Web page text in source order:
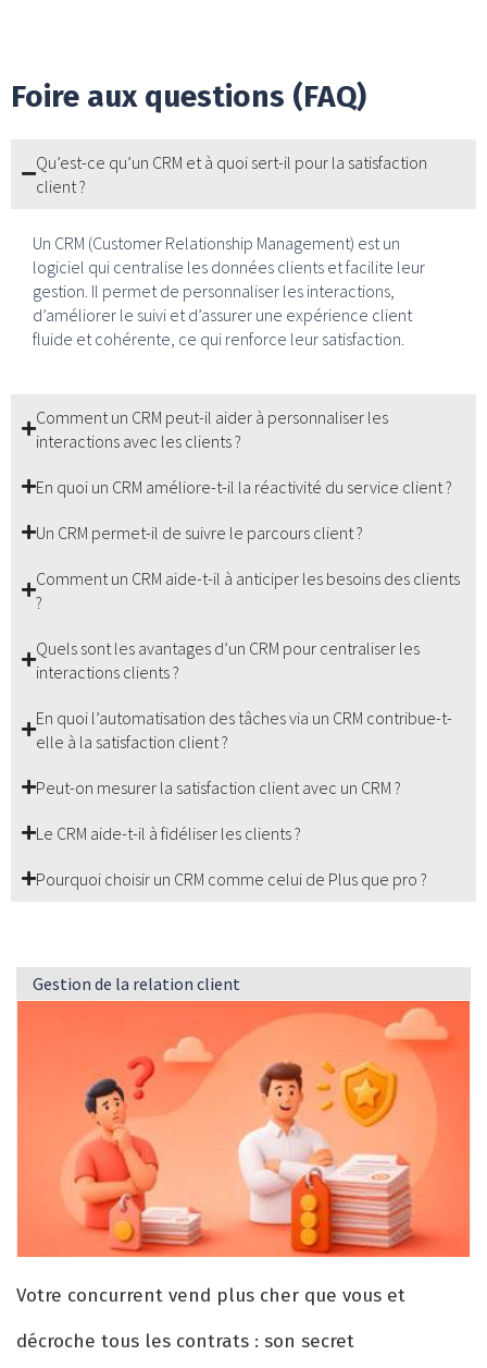
Foire aux questions (FAQ)
Qu’est-ce qu’un CRM et à quoi sert-il pour la satisfaction
client ?
Un CRM (Customer Relationship Management) est un
logiciel qui centralise les données clients et facilite leur
gestion. Il permet de personnaliser les interactions,
d’améliorer le suivi et d’assurer une expérience client
fluide et cohérente, ce qui renforce leur satisfaction.
Comment un CRM peut-il aider à personnaliser les
interactions avec les clients ?
En quoi un CRM améliore-t-il la réactivité du service client ?
Un CRM permet-il de suivre le parcours client ?
Comment un CRM aide-t-il à anticiper les besoins des clients
?
Quels sont les avantages d’un CRM pour centraliser les
interactions clients ?
En quoi l’automatisation des tâches via un CRM contribue-t-
elle à la satisfaction client ?
Peut-on mesurer la satisfaction client avec un CRM ?
Le CRM aide-t-il à fidéliser les clients ?
Pourquoi choisir un CRM comme celui de Plus que pro ?
Gestion de la relation client
Votre concurrent vend plus cher que vous et
décroche tous les contrats : son secret